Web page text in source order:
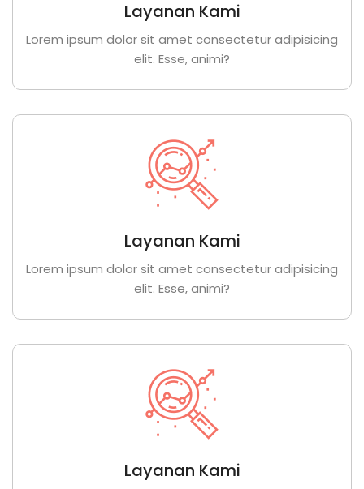
Layanan Kami
Lorem ipsum dolor sit amet consectetur adipisicing
elit. Esse, animi?
Layanan Kami
Lorem ipsum dolor sit amet consectetur adipisicing
elit. Esse, animi?
Layanan Kami